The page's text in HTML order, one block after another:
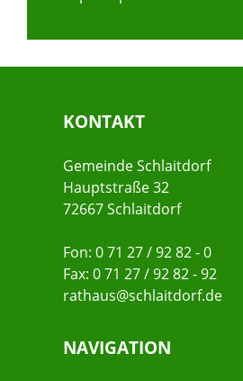
KONTAKT
Gemeinde Schlaitdorf
Hauptstraße 32
72667 Schlaitdorf
Fon: 0 71 27 / 92 82 - 0
Fax: 0 71 27 / 92 82 - 92
rathaus@schlaitdorf.de
NAVIGATION